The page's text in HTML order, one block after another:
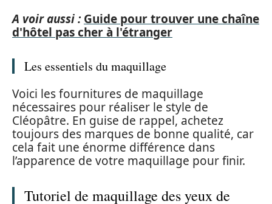
A voir aussi : Guide pour trouver une chaîne
d'hôtel pas cher à l'étranger
Les essentiels du maquillage
Voici les fournitures de maquillage
nécessaires pour réaliser le style de
Cléopâtre. En guise de rappel, achetez
toujours des marques de bonne qualité, car
cela fait une énorme différence dans
l’apparence de votre maquillage pour finir.
Tutoriel de maquillage des yeux de